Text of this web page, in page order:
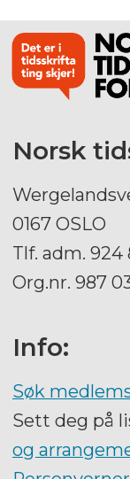
Norsk
0167 OSLO
Tlf. adm. 924
Org.nr. 987
Info:
Søk
Sett deg på
og